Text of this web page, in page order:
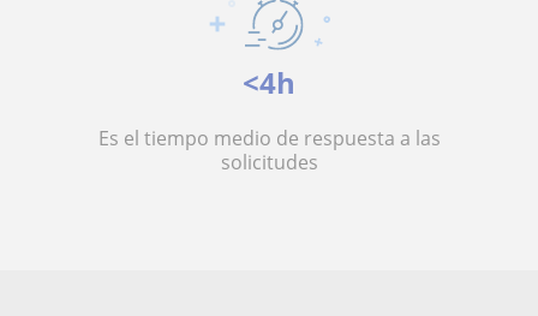
<4h
Es el tiempo medio de respuesta a las
solicitudes